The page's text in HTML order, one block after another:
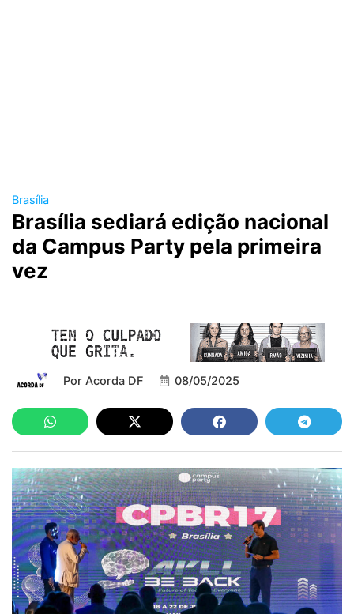
Brasília
Brasília sediará edição nacional
da Campus Party pela primeira
vez
Por Acorda DF 08/05/2025